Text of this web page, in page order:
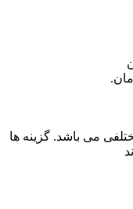
می باشد. گزینه ها